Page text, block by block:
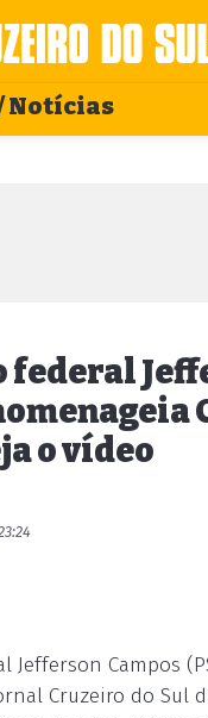
Notícias
federal
o vídeo
Jefferson Campos
Cruzeiro do Sul